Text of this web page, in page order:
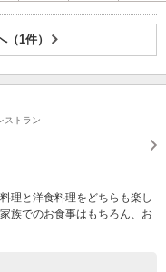
1件）
ストラン
理と洋食料理をどちらも楽し
族でのお食事はもちろん、お